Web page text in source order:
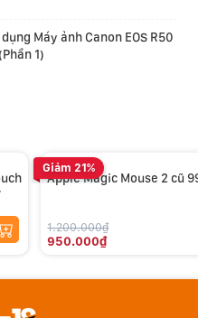
6)
Máy ảnh Canon EOS R50
1)
Giảm 21%
Apple Magic Mouse 2 cũ
1.200.000₫
950.000₫